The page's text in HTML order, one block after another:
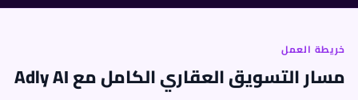
خريطة العمل
مسار التسويق العقاري الكامل مع Adly AI